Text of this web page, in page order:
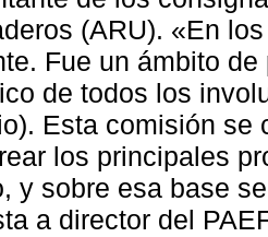
(ARU). «En
Fue un ámbito
de todos los
Esta comisión se
los principales
y sobre esa base
a director del